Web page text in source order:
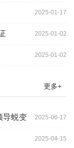
2025-01-17
2025-01-02
2025-01-02
更多+
2025-06-17
导蜕变
2025-04-15